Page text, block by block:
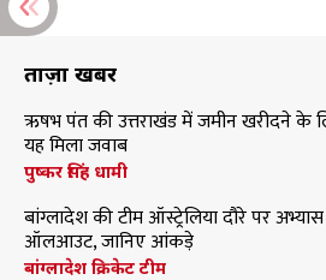
ताज़ा खबरें
ऋषभ पंत की उत्तराखंड में जमीन खरीदने के
यह मिला जवाब
पुष्कर सिंह धामी
बांग्लादेश की टीम ऑस्ट्रेलिया दौरे पर
ऑलआउट, जानिए आंकड़े
बांग्लादेश क्रिकेट टीम